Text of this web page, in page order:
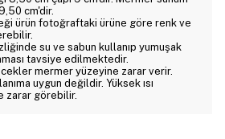
cm'dir.
ürün fotoğraftaki ürüne göre renk ve
su ve sabun kullanıp yumuşak
tavsiye edilmektedir.
mermer yüzeyine zarar verir.
uygun değildir. Yüksek ısı
zarar görebilir.